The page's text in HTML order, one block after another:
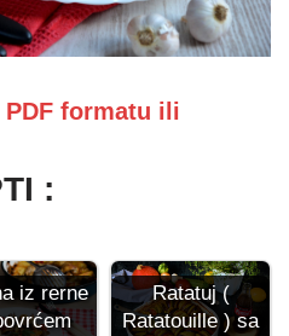
formatu ili
:
iz rerne
Ratatuj (
Ratatouille ) sa